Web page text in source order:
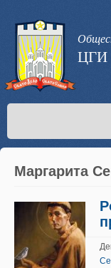
ЦГИ
Маргарита